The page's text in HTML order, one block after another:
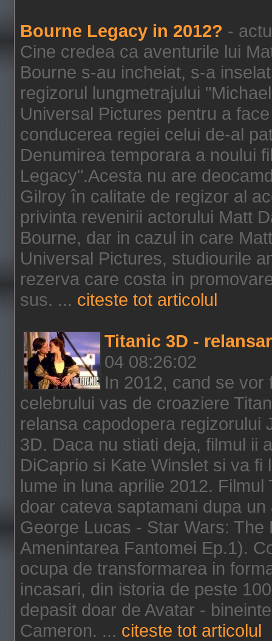
Bourne Legacy in 2012? -
Cine credea ca aventurile lui
Bourne s-au incheiat, s-a
regizorul lungmetrajului
Universal Pictures pentru a
conducerea regiei celui de-al
Denumirea temporara a noului
Legacy".Acesta nu are
Gilroy în calitate de regizor al
privinta revenirii actorului Matt
Bourne, dar in cazul in care
Universal Pictures, studiourile
rezerva care costa in
sus. ... citeste tot articolul
Titanic 3D -
04 08:26:02
In 2012, cand se
celebrului vas de croaziere
relansa capodopera regizorului
3D. Daca nu stiati deja, filmul ii
DiCaprio si Kate Winslet si va
lume in luna aprilie 2012.
doar cateva saptamani dupa
George Lucas - Star Wars:
Amenintarea Fantomei Ep.1).
ocupa de transformarea in
incasari, din istoria de peste
depasit doar de Avatar -
Cameron. ... citeste tot articolul